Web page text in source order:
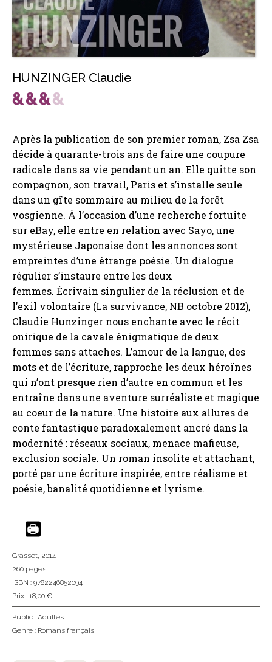
HUNZINGER Claudie
Après la publication de son premier roman, Zsa Zsa
décide à quarante-trois ans de faire une coupure
radicale dans sa vie pendant un an. Elle quitte son
compagnon, son travail, Paris et s’installe seule
dans un gîte sommaire au milieu de la forêt
vosgienne. À l’occasion d’une recherche fortuite
sur eBay, elle entre en relation avec Sayo, une
mystérieuse Japonaise dont les annonces sont
empreintes d’une étrange poésie. Un dialogue
régulier s’instaure entre les deux
femmes. Écrivain singulier de la réclusion et de
l’exil volontaire (La survivance, NB octobre 2012),
Claudie Hunzinger nous enchante avec le récit
onirique de la cavale énigmatique de deux
femmes sans attaches. L’amour de la langue, des
mots et de l’écriture, rapproche les deux héroïnes
qui n’ont presque rien d’autre en commun et les
entraîne dans une aventure surréaliste et magique
au coeur de la nature. Une histoire aux allures de
conte fantastique paradoxalement ancré dans la
modernité : réseaux sociaux, menace mafieuse,
exclusion sociale. Un roman insolite et attachant,
porté par une écriture inspirée, entre réalisme et
poésie, banalité quotidienne et lyrisme.
Grasset, 2014
260 pages
ISBN : 9782246852094
Prix : 18,00 €
Public : Adultes
Genre : Romans français